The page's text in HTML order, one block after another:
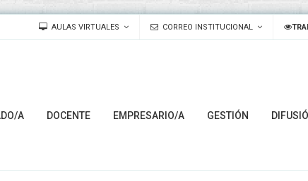
AULAS VIRTUALES CORREO INSTITUCIONAL
A DOCENTE EMPRESARIO/A GESTIÓN